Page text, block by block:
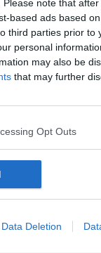
note that
based ads based
third parties prior
personal
may also be
that may further
Opt Outs
Data Deletion
casella di posta.
campo nell'elba